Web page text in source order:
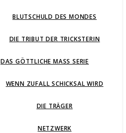
BLUTSCHULD DES MONDES
DIE TRIBUT DER TRICKSTERIN
DAS GÖTTLICHE MASS SERIE
WENN ZUFALL SCHICKSAL WIRD
DIE TRÄGER
NETZWERK